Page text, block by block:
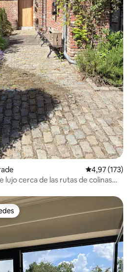
Calificación
4,97 (173)
lujo cerca de las rutas de colinas